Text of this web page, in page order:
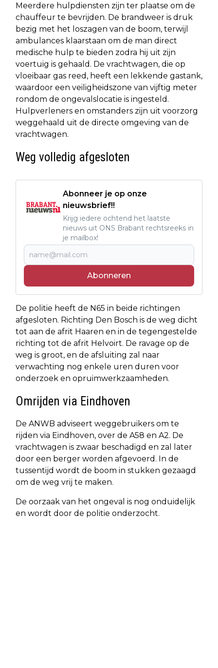
Meerdere hulpdiensten zijn ter plaatse om de
chauffeur te bevrijden. De brandweer is druk
bezig met het loszagen van de boom, terwijl
ambulances klaarstaan om de man direct
medische hulp te bieden zodra hij uit zijn
voertuig is gehaald. De vrachtwagen, die op
vloeibaar gas reed, heeft een lekkende gastank,
waardoor een veiligheidszone van vijftig meter
rondom de ongevalslocatie is ingesteld.
Hulpverleners en omstanders zijn uit voorzorg
weggehaald uit de directe omgeving van de
vrachtwagen.
Weg volledig afgesloten
Abonneer je op onze
nieuwsbrief!!
Krijg iedere ochtend het laatste
nieuws uit ONS Brabant rechtsreeks in
je mailbox!
Abonneren
De politie heeft de N65 in beide richtingen
afgesloten. Richting Den Bosch is de weg dicht
tot aan de afrit Haaren en in de tegengestelde
richting tot de afrit Helvoirt. De ravage op de
weg is groot, en de afsluiting zal naar
verwachting nog enkele uren duren voor
onderzoek en opruimwerkzaamheden.
Omrijden via Eindhoven
De ANWB adviseert weggebruikers om te
rijden via Eindhoven, over de A58 en A2. De
vrachtwagen is zwaar beschadigd en zal later
door een berger worden afgevoerd. In de
tussentijd wordt de boom in stukken gezaagd
om de weg vrij te maken.
De oorzaak van het ongeval is nog onduidelijk
en wordt door de politie onderzocht.